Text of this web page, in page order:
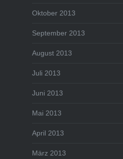
Oktober 2013
September 2013
August 2013
Juli 2013
Juni 2013
Mai 2013
April 2013
März 2013